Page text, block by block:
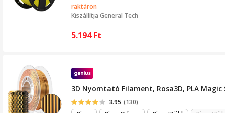
raktáron
Kiszállítja General Tech
5.194Ft
3D Nyomtató Filament, Rosa3D, PLA
3.95 (130)